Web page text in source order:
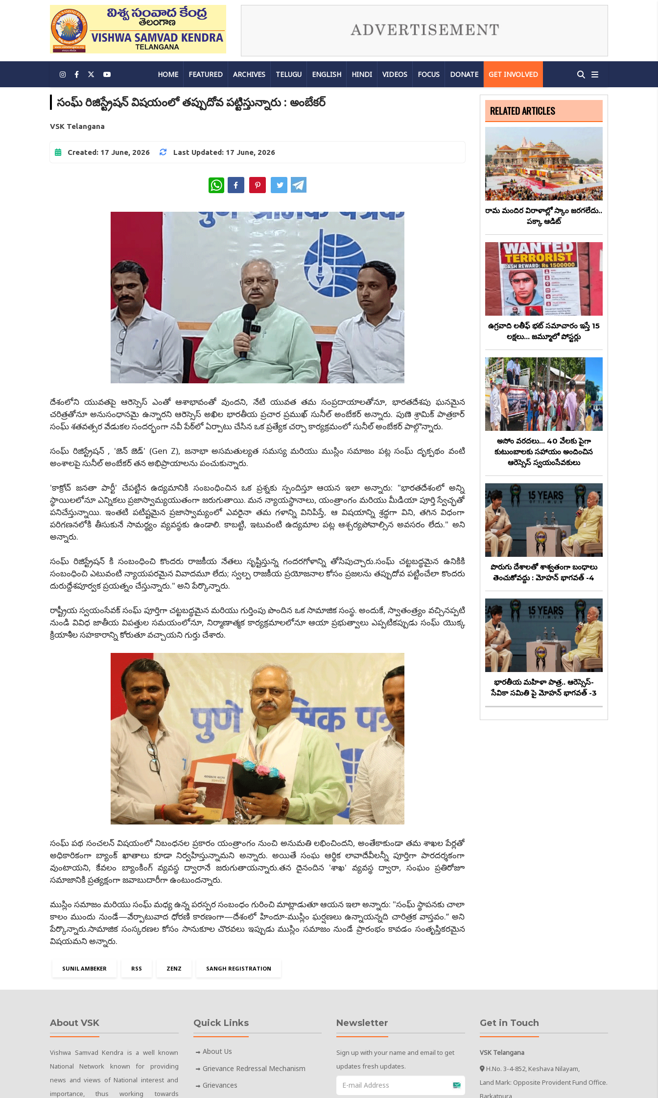
HOME FEATURED ARCHIVES TELUGU ENGLISH HINDI VIDEOS FOCUS DONATE GET INVOLVED
సంఘ్ రిజిస్ట్రేషన్ విషయంలో తప్పుదోవ పట్టిస్తున్నారు : అంబేకర్
VSK Telangana
Created: 17 June, 2026 Last Updated: 17 June, 2026
WhatsApp
దేశంలోని యువతపై ఆరెస్సెస్ ఎంతో ఆశాభావంతో వుందని, నేటి యువత తమ సంప్రదాయాలతోనూ, భారతదేశపు ఘనమైన
చరిత్రతోనూ అనుసంధానమై ఉన్నారని ఆరెస్సెస్ అఖిల భారతీయ ప్రచార ప్రముఖ్ సునీల్ అంబేకర్ అన్నారు. పుణె శ్రామిక్ పాత్రకార్
సంఘ్ శతవత్సర వేడుకల సందర్భంగా నవీ పేఠ్‌లో ఏర్పాటు చేసిన ఒక ప్రత్యేక చర్చా కార్యక్రమంలో సునీల్ అంబేకర్ పాల్గొన్నారు.
సంఘ్ రిజిస్ట్రేషన్ , 'జెన్ జెడ్' (Gen Z), జనాభా అసమతుల్యత సమస్య మరియు ముస్లిం సమాజం పట్ల సంఘ్ దృక్పథం వంటి
అంశాలపై సునీల్ అంబేకర్ తన అభిప్రాయాలను పంచుకున్నారు.
'కాక్రోచ్ జనతా పార్టీ' చేపట్టిన ఉద్యమానికి సంబంధించిన ఒక ప్రశ్నకు స్పందిస్తూ ఆయన ఇలా అన్నారు: "భారతదేశంలో అన్ని
స్థాయిలలోనూ ఎన్నికలు ప్రజాస్వామ్యయుతంగా జరుగుతాయి. మన న్యాయస్థానాలు, యంత్రాంగం మరియు మీడియా పూర్తి స్వేచ్ఛతో
పనిచేస్తున్నాయి. ఇంతటి పటిష్టమైన ప్రజాస్వామ్యంలో ఎవరైనా తమ గళాన్ని వినిపిస్తే, ఆ విషయాన్ని శ్రద్ధగా విని, తగిన విధంగా
పరిగణనలోకి తీసుకునే సామర్థ్యం వ్యవస్థకు ఉండాలి. కాబట్టి, ఇటువంటి ఉద్యమాల పట్ల ఆశ్చర్యపోవాల్సిన అవసరం లేదు." అని
అన్నారు.
సంఘ్ రిజిస్ట్రేషన్ కి సంబంధించి కొందరు రాజకీయ నేతలు సృష్టిస్తున్న గందరగోళాన్ని తోసిపుచ్చారు.సంఘ్ చట్టబద్ధమైన ఉనికికి
సంబంధించి ఎటువంటి న్యాయపరమైన వివాదమూ లేదు; స్వల్ప రాజకీయ ప్రయోజనాల కోసం ప్రజలను తప్పుదోవ పట్టించేలా కొందరు
దురుద్దేశపూర్వక ప్రయత్నం చేస్తున్నారు." అని పేర్కొన్నారు.
రాష్ట్రీయ స్వయంసేవక్ సంఘ్ పూర్తిగా చట్టబద్ధమైన మరియు గుర్తింపు పొందిన ఒక సామాజిక సంస్థ. అందుకే, స్వాతంత్ర్యం వచ్చినప్పటి
నుండి వివిధ జాతీయ విపత్తుల సమయంలోనూ, నిర్మాణాత్మక కార్యక్రమాలలోనూ ఆయా ప్రభుత్వాలు ఎప్పటికప్పుడు సంఘ్ యొక్క
క్రియాశీల సహకారాన్ని కోరుతూ వచ్చాయని గుర్తు చేశారు.
సంఘ్ పథ సంచలన్ విషయంలో నిబంధనల ప్రకారం యంత్రాంగం నుంచి అనుమతి లభించిందని, అంతేకాకుండా తమ శాఖల పేర్లతో
అధికారికంగా బ్యాంక్ ఖాతాలు కూడా నిర్వహిస్తున్నామని అన్నారు. అయితే సంఘ ఆర్థిక లావాదేవీలన్నీ పూర్తిగా పారదర్శకంగా
వుంటాయని, కేవలం బ్యాంకింగ్ వ్యవస్థ ద్వారానే జరుగుతాయన్నారు.తన దైనందిన 'శాఖ' వ్యవస్థ ద్వారా, సంఘం ప్రతిరోజూ
సమాజానికి ప్రత్యక్షంగా జవాబుదారీగా ఉంటుందన్నారు.
ముస్లిం సమాజం మరియు సంఘ్ మధ్య ఉన్న పరస్పర సంబంధం గురించి మాట్లాడుతూ ఆయన ఇలా అన్నారు: "సంఘ్ స్థాపనకు చాలా
కాలం ముందు నుండే—వేర్పాటువాద ధోరణి కారణంగా—దేశంలో హిందూ-ముస్లిం ఘర్షణలు ఉన్నాయన్నది చారిత్రక వాస్తవం.’’ అని
పేర్కొన్నారు.సామాజిక సంస్కరణల కోసం సానుకూల చొరవలు ఇప్పుడు ముస్లిం సమాజం నుండే ప్రారంభం కావడం సంతృప్తికరమైన
విషయమని అన్నారు.
SUNIL AMBEKER RSS ZENZ SANGH REGISTRATION
RELATED ARTICLES
రామ మందిర విరాళాల్లో స్కాం జరగలేదు..
పక్కా ఆడిట్
ఉగ్రవాది లతీఫ్ భట్ సమాచారం ఇస్తే 15
లక్షలు... జమ్మూలో పోస్టర్లు
అసోం వరదలు... 40 వేలకు పైగా
కుటుంబాలకు సహాయం అందించిన
ఆరెస్సెస్ స్వయంసేవకులు
పొరుగు దేశాలతో శాశ్వతంగా బంధాలు
తెంచుకోవద్దు : మోహన్ భాగవత్ -4
భారతీయ మహిళా పాత్ర.. ఆరెస్సెస్-
సేవికా సమితి పై మోహన్ భాగవత్ -3
About VSK
Vishwa Samvad Kendra is a well known
National Network known for providing
news and views of National interest and
importance, thus working towards
Quick Links
About Us
Grievance Redressal Mechanism
Grievances
Newsletter
Sign up with your name and email to get
updates fresh updates.
Get in Touch
VSK Telangana
H.No. 3-4-852, Keshava Nilayam,
Land Mark: Opposite Provident Fund Office.
Barkatpura,